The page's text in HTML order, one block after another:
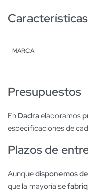
MARCA
Presupuestos
En Dadraelaboramos
especificaciones de
Plazos de
Aunquedisponemos
que la mayoría se